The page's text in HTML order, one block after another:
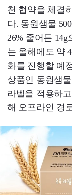
천 협약을 체결
다. 동원샘물
26% 줄어든
는 올해에도 약
화를 진행할 예
상품인 동원샘
라벨을 적용하
해 오프라인 경